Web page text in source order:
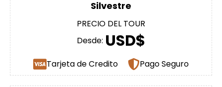
Silvestre
PRECIO DEL TOUR
Desde: USD$
Tarjeta de Credito Pago Seguro